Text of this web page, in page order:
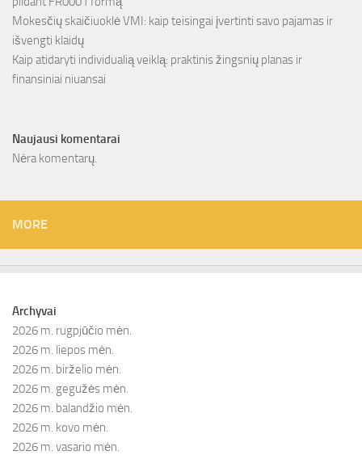
Mokesčių skaičiuoklė VMI: kaip teisingai įvertinti savo pajamas ir
išvengti klaidų
Kaip atidaryti individualią veiklą: praktinis žingsnių planas ir
finansiniai niuansai
Naujausi komentarai
Nėra komentarų.
MORE
Archyvai
2026 m. rugpjūčio mėn.
2026 m. liepos mėn.
2026 m. birželio mėn.
2026 m. gegužės mėn.
2026 m. balandžio mėn.
2026 m. kovo mėn.
2026 m. vasario mėn.